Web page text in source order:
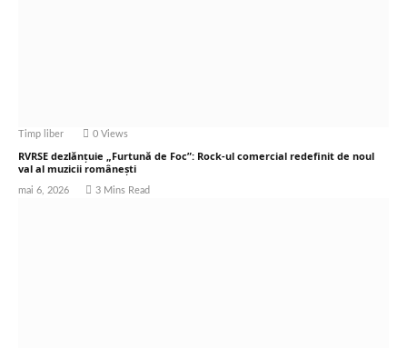
Timp liber 0 Views
RVRSE dezlănțuie „Furtună de Foc”: Rock-ul comercial redefinit de noul
val al muzicii românești
mai 6, 2026 3 Mins Read